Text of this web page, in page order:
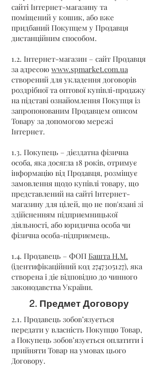
сайті Інтернет-магазину та
поміщений у кошик, або вже
придбаний Покупцем у Продавця
дистанційним способом.
1.2. Інтернет-магазин – сайт Продавця
за адресою www.spmarket.com.ua
створений для укладення договорів
роздрібної та оптової купівлі-продажу
на підставі ознайомлення Покупця із
запропонованим Продавцем описом
Товару за допомогою мережі
Інтернет.
1.3. Покупець – дієздатна фізична
особа, яка досягла 18 років, отримує
інформацію від Продавця, розміщує
замовлення щодо купівлі товару, що
представлений на сайті Інтернет-
магазину для цілей, що не пов'язані зі
здійсненням підприємницької
діяльності, або юридична особа чи
фізична особа-підприємець.
1.4. Продавець – ФОП Башта Н.М.
(ідентифікаційний код 2747305127), яка
створена і діє відповідно до чинного
законодавства України.
2. Предмет Договору
2.1. Продавець зобов’язується
передати у власність Покупцю Товар,
а Покупець зобов’язується оплатити і
прийняти Товар на умовах цього
Договору.